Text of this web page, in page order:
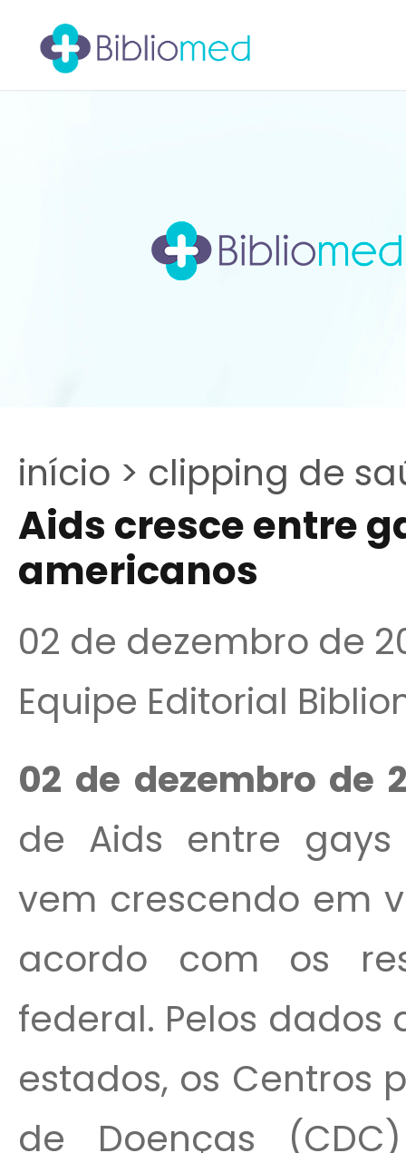
início > clipping de
Aids cresce entre
americanos
02 de dezembro de
Equipe Editorial
02 de dezembro de
de Aids entre gays
vem crescendo em
acordo com os
federal. Pelos dados
estados, os Centros
de Doenças